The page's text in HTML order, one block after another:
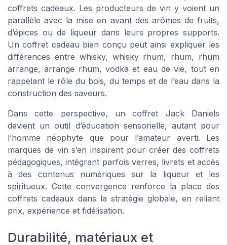
coffrets cadeaux. Les producteurs de vin y voient un
parallèle avec la mise en avant des arômes de fruits,
d’épices ou de liqueur dans leurs propres supports.
Un coffret cadeau bien conçu peut ainsi expliquer les
différences entre whisky, whisky rhum, rhum, rhum
arrange, arrange rhum, vodka et eau de vie, tout en
rappelant le rôle du bois, du temps et de l’eau dans la
construction des saveurs.
Dans cette perspective, un coffret Jack Daniels
devient un outil d’éducation sensorielle, autant pour
l’homme néophyte que pour l’amateur averti. Les
marques de vin s’en inspirent pour créer des coffrets
pédagogiques, intégrant parfois verres, livrets et accès
à des contenus numériques sur la liqueur et les
spiritueux. Cette convergence renforce la place des
coffrets cadeaux dans la stratégie globale, en reliant
prix, expérience et fidélisation.
Durabilité, matériaux et